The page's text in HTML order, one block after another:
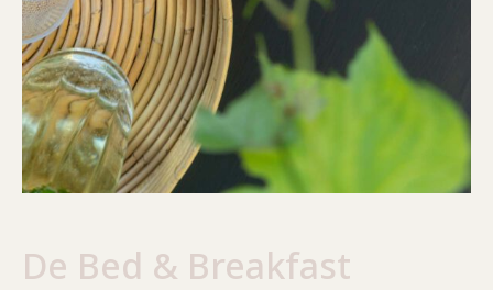
De Bed & Breakfast